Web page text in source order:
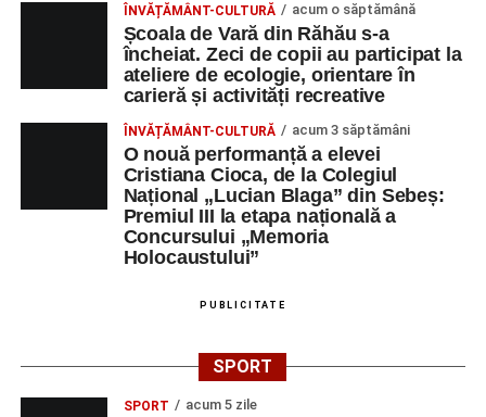
ÎNVĂȚĂMÂNT-CULTURĂ acum o săptămână
Școala de Vară din Răhău s-a
încheiat. Zeci de copii au participat la
ateliere de ecologie, orientare în
carieră și activități recreative
ÎNVĂȚĂMÂNT-CULTURĂ acum 3 săptămâni
O nouă performanță a elevei
Cristiana Cioca, de la Colegiul
Național „Lucian Blaga” din Sebeș:
Premiul III la etapa națională a
Concursului „Memoria
Holocaustului”
PUBLICITATE
SPORT
SPORT acum 5 zile